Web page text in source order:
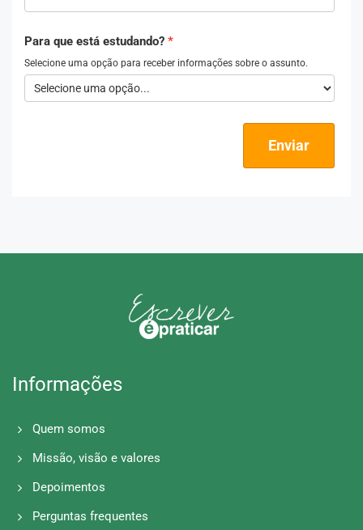
Para que está estudando?
Selecione uma opção para receber informações sobre o assunto.
Enviar
Informações
Quem somos
Missão, visão e valores
Depoimentos
Perguntas frequentes